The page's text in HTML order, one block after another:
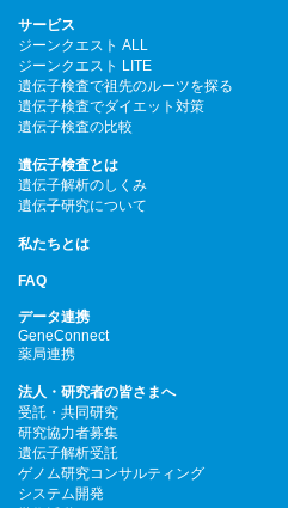
サービス
ジーンクエスト ALL
ジーンクエスト LITE
遺伝子検査で祖先のルーツを探る
遺伝子検査でダイエット対策
遺伝子検査の比較
遺伝子検査とは
遺伝子解析のしくみ
遺伝子研究について
私たちとは
FAQ
データ連携
GeneConnect
薬局連携
法人・研究者の皆さまへ
受託・共同研究
研究協力者募集
遺伝子解析受託
ゲノム研究コンサルティング
システム開発